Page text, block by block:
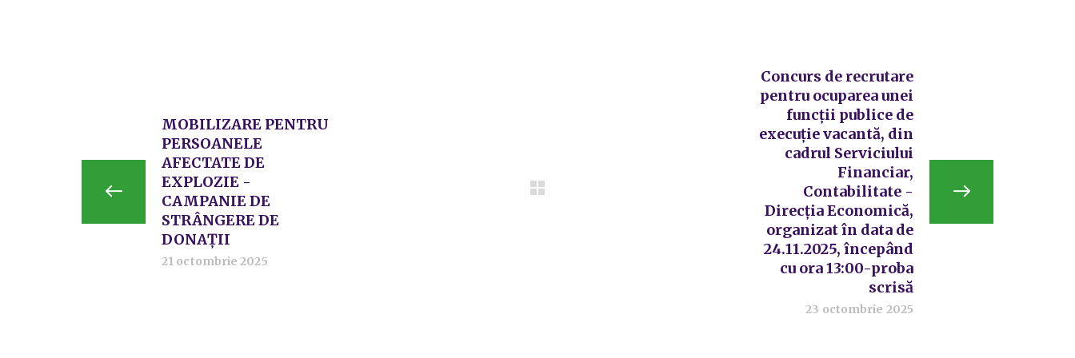
MOBILIZARE PENTRU
PERSOANELE
AFECTATE DE
EXPLOZIE -
CAMPANIE DE
STRÂNGERE DE
DONAȚII
21 octombrie 2025
Concurs de recrutare
pentru ocuparea unei
funcții publice de
execuție vacantă, din
cadrul Serviciului
Financiar,
Contabilitate -
Direcția Economică,
organizat în data de
24.11.2025, începând
cu ora 13:00-proba
scrisă
23 octombrie 2025